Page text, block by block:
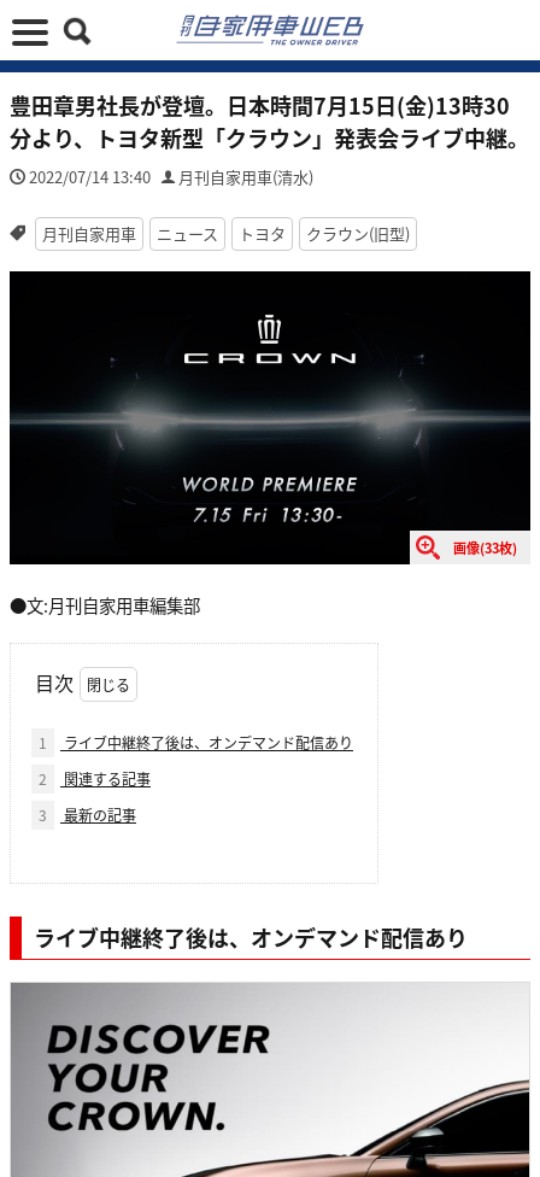
豊田章男社長が登壇。日本時間7月15日(金)13時30
分より、トヨタ新型「クラウン」発表会ライブ中継。
2022/07/14 13:40 月刊自家用車(清水)
月刊自家用車 ニュース トヨタ クラウン(旧型)
画像(33枚)
●文:月刊自家用車編集部
目次
1
ライブ中継終了後は、オンデマンド配信あり
2
関連する記事
3
最新の記事
ライブ中継終了後は、オンデマンド配信あり